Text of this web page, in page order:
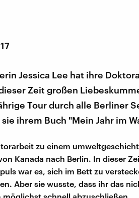
Jessica Lee hat ihre
Zeit großen
Tour durch alle Berliner
ihrem Buch "Mein Jahr im
zu einem
Kanada nach Berlin. In dieser
war es, sich im Bett zu
Aber sie wusste, dass ihr das